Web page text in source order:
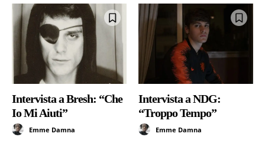
Intervista a Bresh: “Che
Io Mi Aiuti”
Emme Damna
Intervista a NDG:
“Troppo Tempo”
Emme Damna